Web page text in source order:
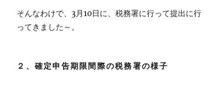
そんなわけで、3月10日に、税務署に行って提出に行
ってきました～。
２、確定申告期限間際の税務署の様子